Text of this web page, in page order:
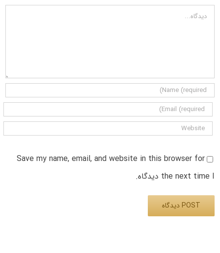
دیدگاه
Save my name, email, and website in this browser for
the next time I دیدگاه.